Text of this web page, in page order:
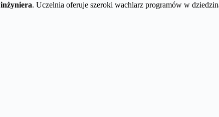
inżyniera. Uczelnia oferuje szeroki wachlarz programów w